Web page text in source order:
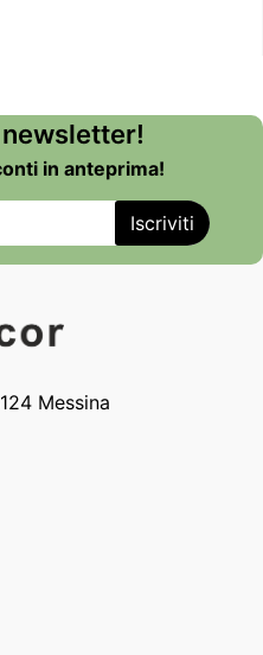
in anteprima!
Messina